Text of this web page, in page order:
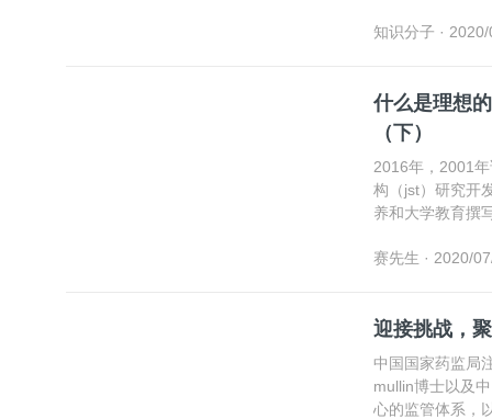
知识分子 ·
什么是理想的大学？ | 诺奖得主野
（下）
2016年，2001
构（jst）研究开
养和大学教育撰
赛先生 · 2020/
迎接挑战，
中国国家药监局
mullin博士以及
心的监管体系，